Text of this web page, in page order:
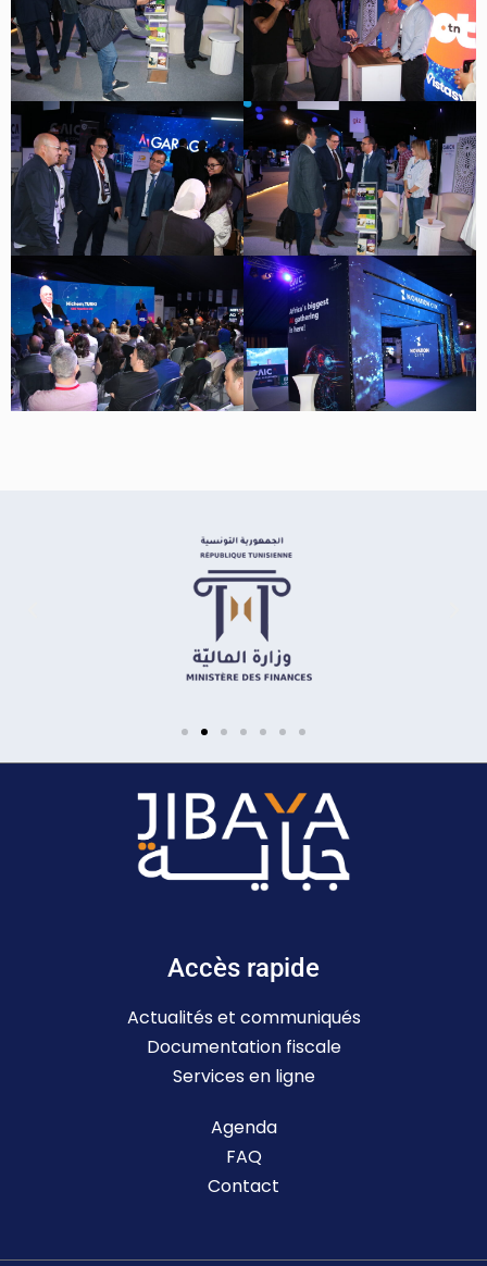
Accès rapide
Actualités et communiqués
Documentation fiscale
Services en ligne
Agenda
FAQ
Contact